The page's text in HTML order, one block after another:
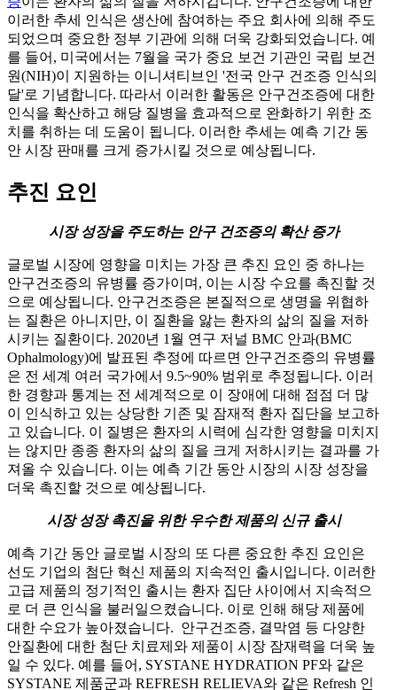
이러한 추세 인식은 생산에 참여하는 주요 회사에 의해 주도
되었으며 중요한 정부 기관에 의해 더욱 강화되었습니다. 예
를 들어, 미국에서는 7월을 국가 중요 보건 기관인 국립 보건
원(NIH)이 지원하는 이니셔티브인 '전국 안구 건조증 인식의
달'로 기념합니다. 따라서 이러한 활동은 안구건조증에 대한
인식을 확산하고 해당 질병을 효과적으로 완화하기 위한 조
치를 취하는 데 도움이 됩니다. 이러한 추세는 예측 기간 동
안 시장 판매를 크게 증가시킬 것으로 예상됩니다.
추진 요인
시장 성장을 주도하는 안구 건조증의 확산 증가
글로벌 시장에 영향을 미치는 가장 큰 추진 요인 중 하나는
안구건조증의 유병률 증가이며, 이는 시장 수요를 촉진할 것
으로 예상됩니다. 안구건조증은 본질적으로 생명을 위협하
는 질환은 아니지만, 이 질환을 앓는 환자의 삶의 질을 저하
시키는 질환이다. 2020년 1월 연구 저널 BMC 안과(BMC
Ophalmology)에 발표된 추정에 따르면 안구건조증의 유병률
은 전 세계 여러 국가에서 9.5~90% 범위로 추정됩니다. 이러
한 경향과 통계는 전 세계적으로 이 장애에 대해 점점 더 많
이 인식하고 있는 상당한 기존 및 잠재적 환자 집단을 보고하
고 있습니다. 이 질병은 환자의 시력에 심각한 영향을 미치지
는 않지만 종종 환자의 삶의 질을 크게 저하시키는 결과를 가
져올 수 있습니다. 이는 예측 기간 동안 시장의 시장 성장을
더욱 촉진할 것으로 예상됩니다.
시장 성장 촉진을 위한 우수한 제품의 신규 출시
예측 기간 동안 글로벌 시장의 또 다른 중요한 추진 요인은
선도 기업의 첨단 혁신 제품의 지속적인 출시입니다. 이러한
고급 제품의 정기적인 출시는 환자 집단 사이에서 지속적으
로 더 큰 인식을 불러일으켰습니다. 이로 인해 해당 제품에
대한 수요가 높아졌습니다. 안구건조증, 결막염 등 다양한
안질환에 대한 첨단 치료제와 제품이 시장 잠재력을 더욱 높
일 수 있다. 예를 들어, SYSTANE HYDRATION PF와 같은
SYSTANE 제품군과 REFRESH RELIEVA와 같은 Refresh 인